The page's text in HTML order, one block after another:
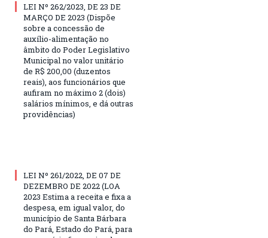
LEI Nº 262/2023, DE 23 DE
MARÇO DE 2023 (Dispõe
sobre a concessão de
auxílio-alimentação no
âmbito do Poder Legislativo
Municipal no valor unitário
de R$ 200,00 (duzentos
reais), aos funcionários que
aufiram no máximo 2 (dois)
salários mínimos, e dá outras
providências)
LEI Nº 261/2022, DE 07 DE
DEZEMBRO DE 2022 (LOA
2023 Estima a receita e fixa a
despesa, em igual valor, do
município de Santa Bárbara
do Pará, Estado do Pará, para